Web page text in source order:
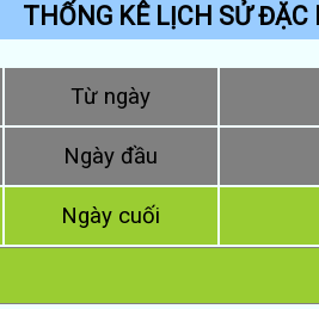
THỐNG KÊ LỊCH SỬ ĐẶC
Từ ngày
Ngày đầu
Ngày cuối